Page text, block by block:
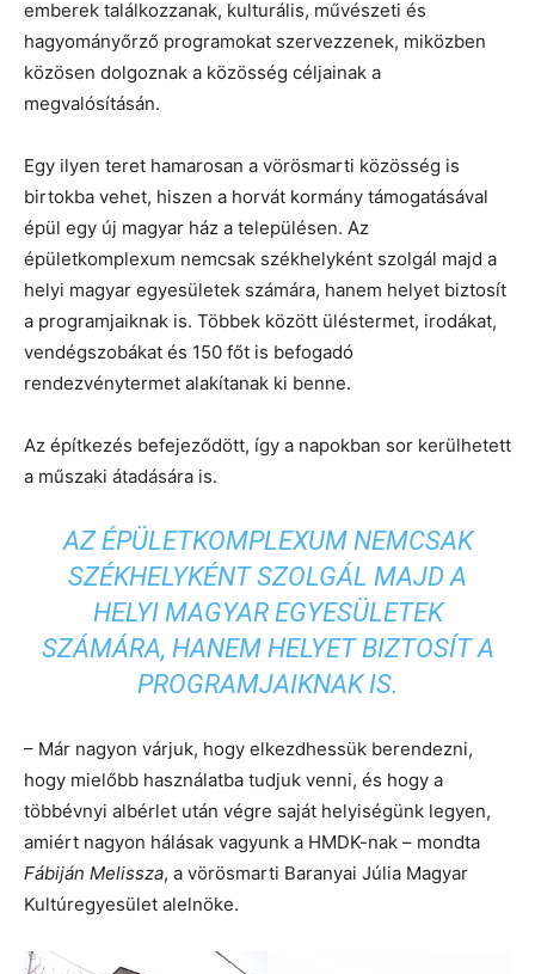
emberek találkozzanak, kulturális, művészeti és
hagyományőrző programokat szervezzenek, miközben
közösen dolgoznak a közösség céljainak a
megvalósításán.
Egy ilyen teret hamarosan a vörösmarti közösség is
birtokba vehet, hiszen a horvát kormány támogatásával
épül egy új magyar ház a településen. Az
épületkomplexum nemcsak székhelyként szolgál majd a
helyi magyar egyesületek számára, hanem helyet biztosít
a programjaiknak is. Többek között üléstermet, irodákat,
vendégszobákat és 150 főt is befogadó
rendezvénytermet alakítanak ki benne.
Az építkezés befejeződött, így a napokban sor kerülhetett
a műszaki átadására is.
AZ ÉPÜLETKOMPLEXUM NEMCSAK
SZÉKHELYKÉNT SZOLGÁL MAJD A
HELYI MAGYAR EGYESÜLETEK
SZÁMÁRA, HANEM HELYET BIZTOSÍT A
PROGRAMJAIKNAK IS.
– Már nagyon várjuk, hogy elkezdhessük berendezni,
hogy mielőbb használatba tudjuk venni, és hogy a
többévnyi albérlet után végre saját helyiségünk legyen,
amiért nagyon hálásak vagyunk a HMDK-nak – mondta
Fábiján Melissza, a vörösmarti Baranyai Júlia Magyar
Kultúregyesület alelnöke.